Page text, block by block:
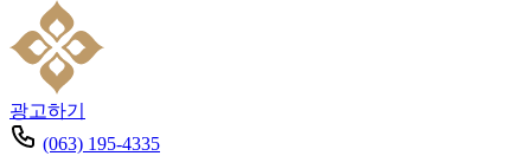
광고하기
(063) 195-4335